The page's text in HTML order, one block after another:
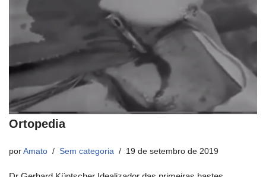
Ortopedia
por Amato Sem categoria 19 de setembro de 2019